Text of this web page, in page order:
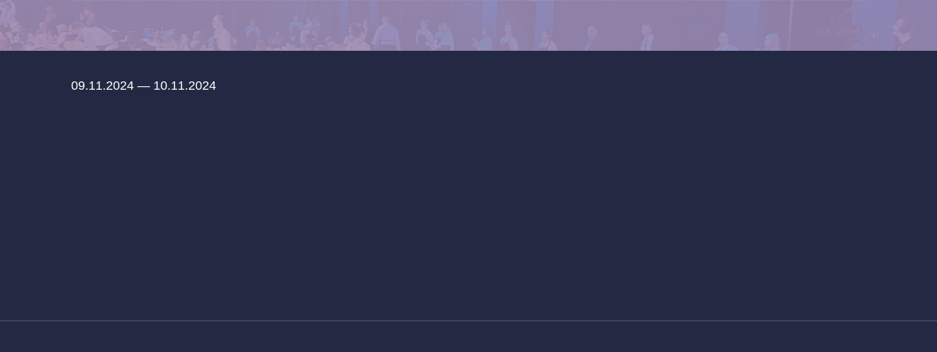
09.11.2024 — 10.11.2024